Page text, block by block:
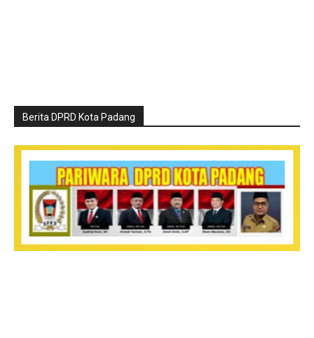
Berita DPRD Kota Padang